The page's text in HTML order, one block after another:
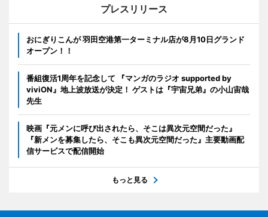
プレスリリース
おにぎりこんが 羽田空港第一ターミナル店が8月10日グランド
オープン！！
番組復活1周年を記念して 『マンガのラジオ supported by
viviON』地上波放送が決定！ ゲストは『宇宙兄弟』の小山宙哉
先生
映画『元メンに呼び出されたら、そこは異次元空間だった』
『新メンを募集したら、そこも異次元空間だった』主要動画配
信サービスで配信開始
もっと見る